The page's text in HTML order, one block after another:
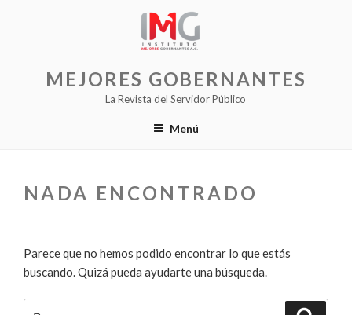
MEJORES GOBERNANTES
La Revista del Servidor Público
Menú
NADA ENCONTRADO
Parece que no hemos podido encontrar lo que estás
buscando. Quizá pueda ayudarte una búsqueda.